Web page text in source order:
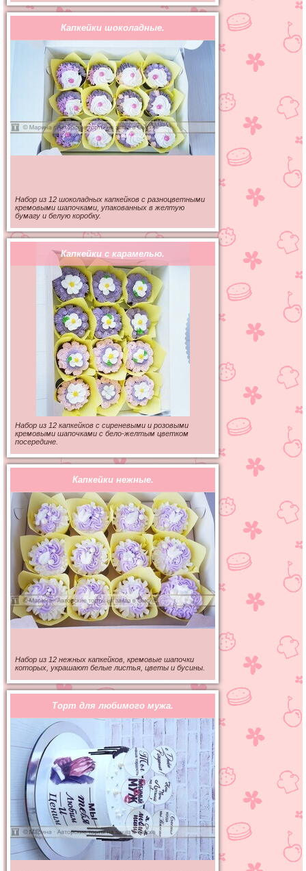
Капкейки шоколадные.
Набор из 12 шоколадных капкейков с разноцветными
кремовыми шапочками, упакованных в желтую
бумагу и белую коробку.
Капкейки с карамелью.
Набор из 12 капкейков с сиреневыми и розовыми
кремовыми шапочками с бело-желтым цветком
посередине.
Капкейки нежные.
Набор из 12 нежных капкейков, кремовые шапочки
которых, украшают белые листья, цветы и бусины.
Торт для любимого мужа.